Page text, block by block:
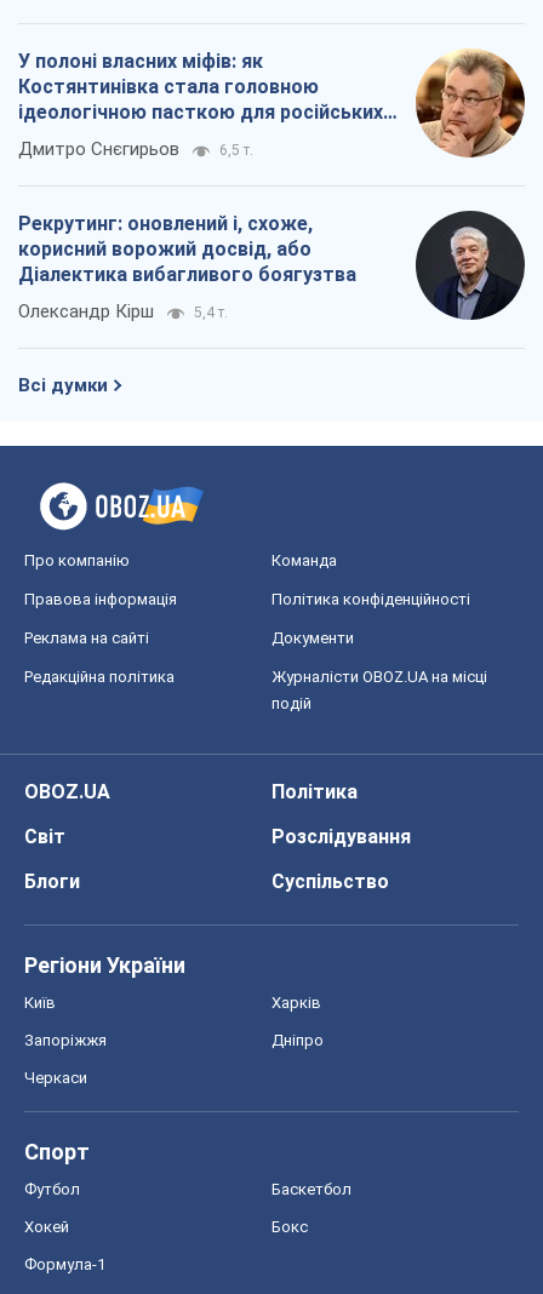
У полоні власних міфів: як
Костянтинівка стала головною
ідеологічною пасткою для російських
окупантів
Дмитро Снєгирьов 6,5 т.
Рекрутинг: оновлений і, схоже,
корисний ворожий досвід, або
Діалектика вибагливого боягузтва
Олександр Кірш 5,4 т.
Всі думки
Про компанію Команда
Правова інформація Політика конфіденційності
Реклама на сайті Документи
Редакційна політика
Журналісти OBOZ.UA на місці
подій
OBOZ.UA
Політика
Світ
Розслідування
Блоги
Суспільство
Регіони України
Київ Харків
Запоріжжя Дніпро
Черкаси
Спорт
Футбол Баскетбол
Хокей Бокс
Формула-1